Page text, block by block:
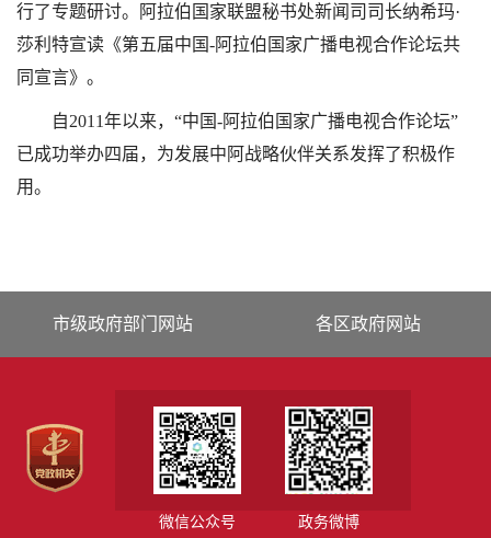
行了专题研讨。阿拉伯国家联盟秘书处新闻司司长纳希玛·
莎利特宣读《第五届中国-阿拉伯国家广播电视合作论坛共
同宣言》。
自2011年以来，“中国-阿拉伯国家广播电视合作论坛”
已成功举办四届，为发展中阿战略伙伴关系发挥了积极作
用。
市级政府部门网站 各区政府网站
微信公众号 政务微博